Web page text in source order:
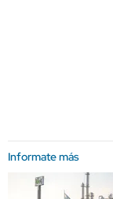
Informate más